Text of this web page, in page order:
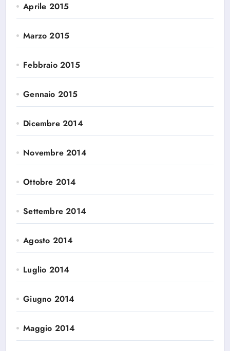
Aprile 2015
Marzo 2015
Febbraio 2015
Gennaio 2015
Dicembre 2014
Novembre 2014
Ottobre 2014
Settembre 2014
Agosto 2014
Luglio 2014
Giugno 2014
Maggio 2014